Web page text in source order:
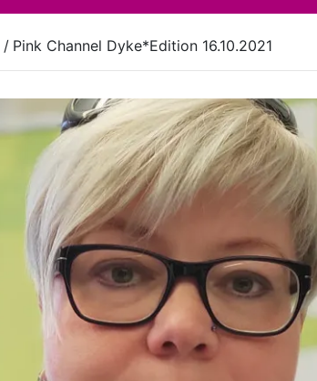
Pink Channel Dyke*Edition 16.10.2021